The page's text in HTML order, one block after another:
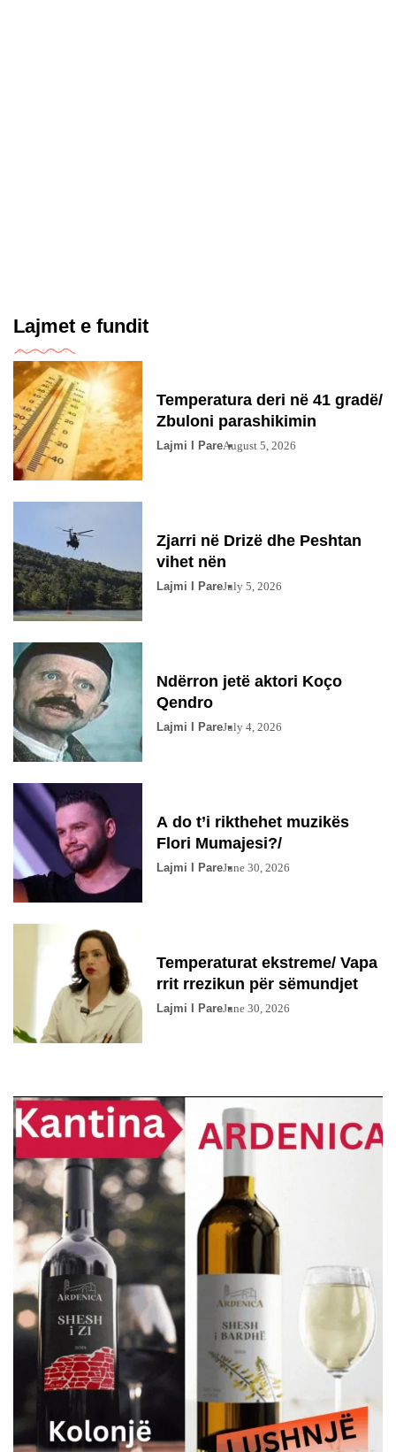
Lajmet e fundit
Temperatura deri në 41 gradë/
Zbuloni parashikimin
Lajmi I PareAugust 5, 2026
Zjarri në Drizë dhe Peshtan
vihet nën
Lajmi I PareJuly 5, 2026
Ndërron jetë aktori Koço
Qendro
Lajmi I PareJuly 4, 2026
A do t’i rikthehet muzikës
Flori Mumajesi?/
Lajmi I PareJune 30, 2026
Temperaturat ekstreme/ Vapa
rrit rrezikun për sëmundjet
Lajmi I PareJune 30, 2026